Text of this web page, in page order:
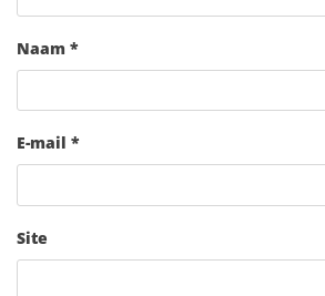
Naam *
E-mail *
Site